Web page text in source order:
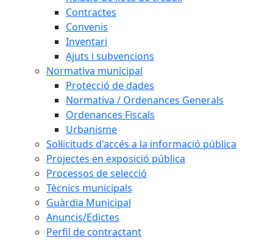
Contractes
Convenis
Inventari
Ajuts i subvencions
Normativa municipal
Protecció de dades
Normativa / Ordenances Generals
Ordenances Fiscals
Urbanisme
Sol·licituds d'accés a la informació pública
Projectes en exposició pública
Processos de selecció
Tècnics municipals
Guàrdia Municipal
Anuncis/Edictes
Perfil de contractant